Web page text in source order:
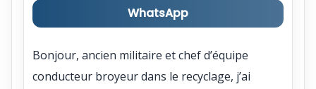
WhatsApp
Bonjour, ancien militaire et chef d’équipe
conducteur broyeur dans le recyclage, j’ai